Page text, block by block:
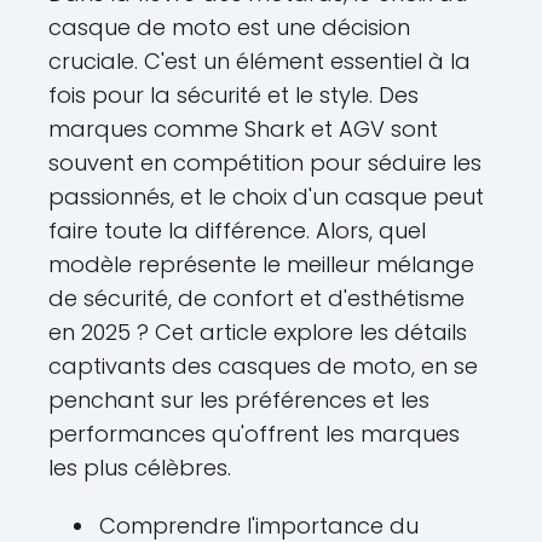
casque de moto est une décision
cruciale. C'est un élément essentiel à la
fois pour la sécurité et le style. Des
marques comme Shark et AGV sont
souvent en compétition pour séduire les
passionnés, et le choix d'un casque peut
faire toute la différence. Alors, quel
modèle représente le meilleur mélange
de sécurité, de confort et d'esthétisme
en 2025 ? Cet article explore les détails
captivants des casques de moto, en se
penchant sur les préférences et les
performances qu'offrent les marques
les plus célèbres.
Comprendre l'importance du